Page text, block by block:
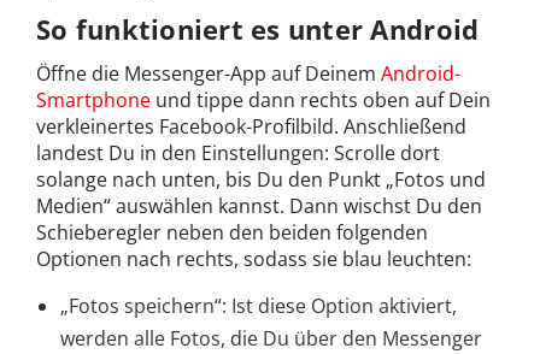
So funktioniert es unter Android
Öffne die Messenger-App auf Deinem Android-
Smartphone und tippe dann rechts oben auf Dein
verkleinertes Facebook-Profilbild. Anschließend
landest Du in den Einstellungen: Scrolle dort
solange nach unten, bis Du den Punkt „Fotos und
Medien“ auswählen kannst. Dann wischst Du den
Schieberegler neben den beiden folgenden
Optionen nach rechts, sodass sie blau leuchten:
„Fotos speichern“: Ist diese Option aktiviert,
werden alle Fotos, die Du über den Messenger